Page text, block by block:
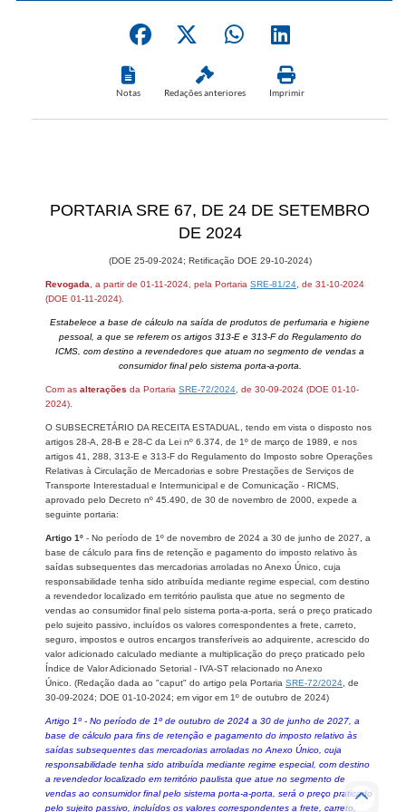
Notas Redações anteriores Imprimir
PORTARIA SRE 67, DE ​24 DE SETEMBRO
DE 2024
(DOE 25-09​-2024; Retificação DOE 29-10-2024​)​​
Revogada , a partir de 01-11-2024, pela Portaria SRE-81/24 , de 31-10-2024
(DOE 01-11​-2024).​​​​
Estabelece a base ​​de cálculo na saída de produtos de perfumaria e higiene
pessoal, a que se referem os artigos 313-E e 313-F do Regulamento do
ICMS, com destino a revendedores que atuam no segmento de vendas a
consumidor final pelo sistema porta-a-porta.​​​​
Com as alterações da Portaria​ SRE-72​​​/2024 , de 30-09-2024 (DOE 01-10-
2024).​​​​​​​​
O SUBSECRETÁRIO DA RECEITA ESTADUAL, tendo em vista o disposto nos
artigos 28-A, 28-B e 28-C da Lei nº 6.374, de 1º de março de 1989, e nos
artigos 41, 288, 313-E e 313-F do Regulamento do Imposto sobre Operações
Relativas à Circulação de Mercadorias e sobre Prestações de Serviços de
Transporte Interestadual e Intermunicipal e de Comunicação - RICMS,
aprovado pelo Decreto nº 45.490, de 30 de novembro de 2000, expede a
seguinte portaria:​
Artigo 1º - No período de 1º de novembro de 2024 a 30 de junho de 2027​, a
base de cálculo para fins de retenção e pagamento do imposto relativo às
saídas subsequentes das mercadorias arroladas no Anexo Único, cuja
responsabilidade tenha sido atribuída mediante regime especial, com destino
a revendedor localizado em território paulist​​a que atue no segmento de
vendas ao consumidor final pelo sistema porta-a-porta, será o preço praticado
pelo sujeito passivo, incluídos os valores corresponde​ntes a frete, carreto,
seguro, impostos e outros encargos transferíveis​ ao adquirente, acrescido do
valor adicionado calculado mediante a multiplicação do preço praticado pelo
Índice de Valor Adicionado Setorial - IVA-ST relacionado no Anexo
Único. (Redação dada ao "caput" do artigo pela Portaria SRE-72​​​/2024 , de
30-09-2024; DOE 01-10​-2024; em vigor em 1º de outubro de 2024​)​​​​​​​
Artigo 1º - No período de 1º de outubro de 2024 a 30 de junho de 2027, a
base de cálculo para fins de retenção e pagamento do imposto relativo às
saídas subsequentes das mercadorias arroladas no Anexo Único, cuja
responsabilidade tenha sido atribuída mediante regime especial, com destino
a revendedor localizado em território paulista que atue no segmento de
vendas ao consumid​​or final pelo sistema porta-a-porta, será o preço praticado
pelo sujeito passivo, incluídos os valores correspondentes a frete, carreto,